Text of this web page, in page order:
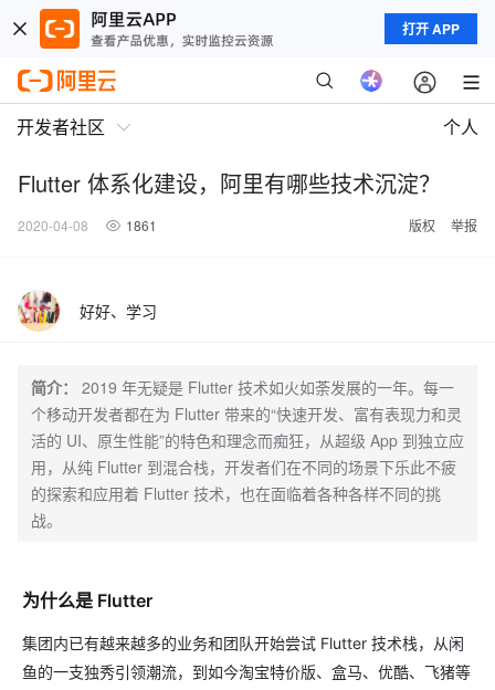
打开 APP
开发者社区 个人
Flutter 体系化建设，阿里有哪些技术沉淀？
2020-04-08 1861 版权 举报
好好、学习
简介：
2019 年无疑是 Flutter 技术如火如荼发展的一年。每一
个移动开发者都在为 Flutter 带来的“快速开发、富有表现力和灵
活的 UI、原生性能”的特色和理念而痴狂，从超级 App 到独立应
用，从纯 Flutter 到混合栈，开发者们在不同的场景下乐此不疲
的探索和应用着 Flutter 技术，也在面临着各种各样不同的挑
战。
为什么是 Flutter
集团内已有越来越多的业务和团队开始尝试 Flutter 技术栈，从闲
鱼的一支独秀引领潮流，到如今淘宝特价版、盒马、优酷、飞猪等